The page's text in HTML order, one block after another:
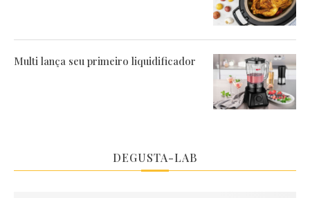
Multi lança seu primeiro liquidificador
DEGUSTA-LAB